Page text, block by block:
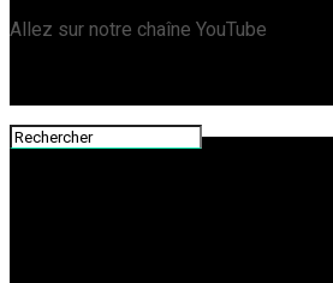
Allez sur notre chaîne YouTube